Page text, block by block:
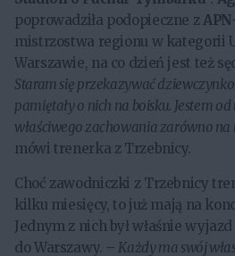
poprowadziła podopieczne z
mistrzostwa regionu w kategorii
Warszawie, na co dzień jest też
Staram się przekazywać
pamiętały o nich na boisku. Jestem
właściwego zachowania zarówno na
mówi trenerka z Trzebnicy.
Choć zawodniczki z Trzebnicy
kilku miesięcy, to już mają na
Jednym z nich był właśnie
do Warszawy. –Każdy ma swój